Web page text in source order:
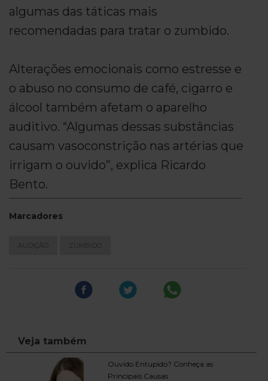
algumas das táticas mais
recomendadas para tratar o zumbido.
Alterações emocionais como estresse e
o abuso no consumo de café, cigarro e
álcool também afetam o aparelho
auditivo. “Algumas dessas substâncias
causam vasoconstrição nas artérias que
irrigam o ouvido”, explica Ricardo
Bento.
Marcadores
AUDIÇÃO ZUMBIDO
Ouvido Entupido? Conheça as
Principais Causas
Veja também